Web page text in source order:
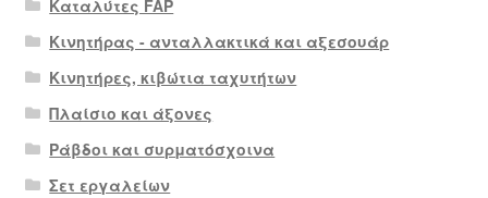
Καταλύτες FAP
Κινητήρας - ανταλλακτικά και αξεσουάρ
Κινητήρες, κιβώτια ταχυτήτων
Πλαίσιο και άξονες
Ράβδοι και συρματόσχοινα
Σετ εργαλείων